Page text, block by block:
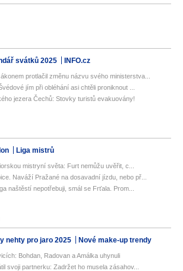
svátků 2025 INFO.cz
protlačil změnu názvu svého ministerstva...
jím při obléhání asi chtěli proniknout ...
jezera Čechů: Stovky turistů evakuovány!
Liga mistrů
mistryní světa: Furt nemůžu uvěřit, c...
Naváží Pražané na dosavadní jízdu, nebo př...
naštěstí nepotřebuji, smál se Frťala. Prom...
nehty pro jaro 2025 Nové make-up trendy
Bohdan, Radovan a Amálka uhynuli
svoji partnerku: Zadržet ho musela zásahov...